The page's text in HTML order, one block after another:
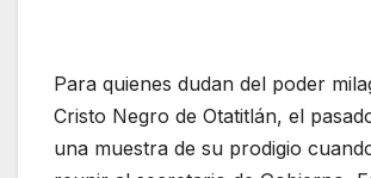
Para quienes dudan del poder
Cristo Negro de Otatitlán, el
una muestra de su prodigio